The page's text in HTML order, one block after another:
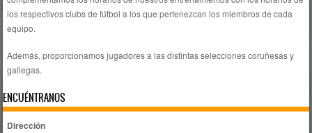
los respectivos clubs de fútbol a los que pertenezcan los miembros de cada
equipo.
Además, proporcionamos jugadores a las distintas selecciones coruñesas y
gallegas.
ENCUÉNTRANOS
Dirección